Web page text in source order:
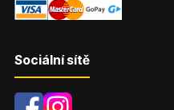
Sociální sítě